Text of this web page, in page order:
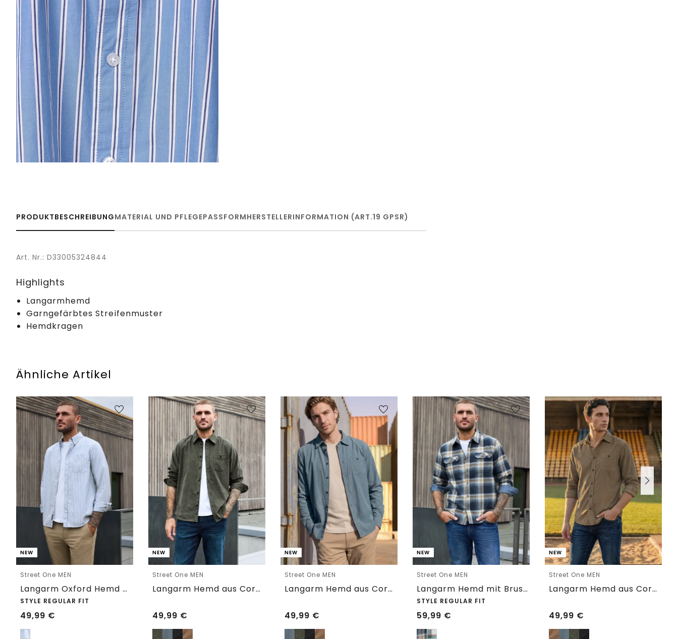
PRODUKTBESCHREIBUNGMATERIAL UND PFLEGEPASSFORMHERSTELLERINFORMATION (ART.19 GPSR)
Art. Nr.: D33005324844
Highlights
Langarmhemd
Garngefärbtes Streifenmuster
Hemdkragen
Ähnliche Artikel
NEW
Street One MEN
Langarm Oxford Hemd mit Streifenmuster
STYLE REGULAR FIT
49,99 €
NEW
Street One MEN
Langarm Hemd aus Cord in Unifarbe
49,99 €
NEW
Street One MEN
Langarm Hemd aus Cord in Unifarbe
49,99 €
NEW
Street One MEN
Langarm Hemd mit Brusttaschen und Karomuster
STYLE REGULAR FIT
59,99 €
NEW
Street One MEN
Langarm Hemd aus Cord in Unifarbe
49,99 €